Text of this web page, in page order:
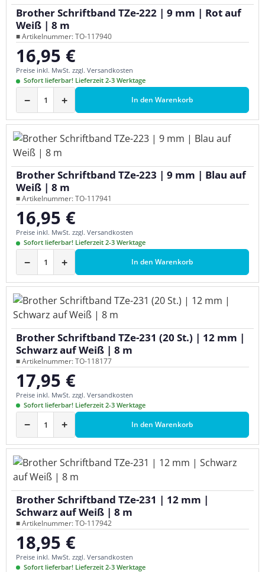
Brother Schriftband TZe-222 | 9 mm | Rot auf
Weiß | 8 m
■ Artikelnummer: TO-117940
Regulärer Preis:
16,95 €
Preise inkl. MwSt. zzgl. Versandkosten
Sofort lieferbar! Lieferzeit 2-3 Werktage
− + In den Warenkorb
Brother Schriftband TZe-223 | 9 mm | Blau auf
Weiß | 8 m
■ Artikelnummer: TO-117941
Regulärer Preis:
16,95 €
Preise inkl. MwSt. zzgl. Versandkosten
Sofort lieferbar! Lieferzeit 2-3 Werktage
− + In den Warenkorb
Brother Schriftband TZe-231 (20 St.) | 12 mm |
Schwarz auf Weiß | 8 m
■ Artikelnummer: TO-118177
Regulärer Preis:
17,95 €
Preise inkl. MwSt. zzgl. Versandkosten
Sofort lieferbar! Lieferzeit 2-3 Werktage
− + In den Warenkorb
Brother Schriftband TZe-231 | 12 mm |
Schwarz auf Weiß | 8 m
■ Artikelnummer: TO-117942
Regulärer Preis:
18,95 €
Preise inkl. MwSt. zzgl. Versandkosten
Sofort lieferbar! Lieferzeit 2-3 Werktage